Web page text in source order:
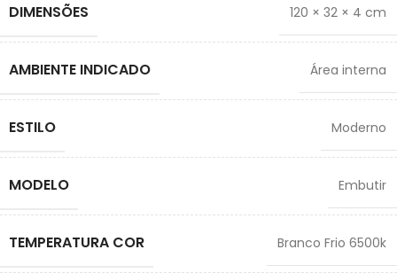
DIMENSÕES 120 × 32 × 4 cm
AMBIENTE INDICADO Área interna
ESTILO Moderno
MODELO Embutir
TEMPERATURA COR Branco Frio 6500k